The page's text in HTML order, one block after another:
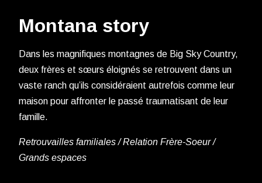
Montana story
Dans les magnifiques montagnes de Big Sky Country,
deux frères et sœurs éloignés se retrouvent dans un
vaste ranch qu’ils considéraient autrefois comme leur
maison pour affronter le passé traumatisant de leur
famille.
Retrouvailles familiales / Relation Frère-Soeur /
Grands espaces